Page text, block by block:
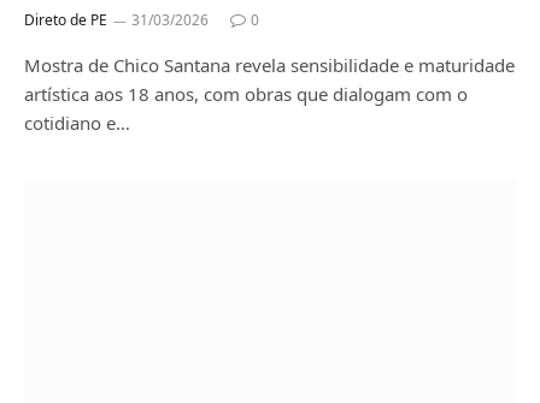
Direto de PE 31/03/2026 0
Mostra de Chico Santana revela sensibilidade e maturidade
artística aos 18 anos, com obras que dialogam com o
cotidiano e…